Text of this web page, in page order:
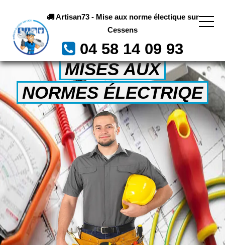
Artisan73 - Mise aux norme électique sur
Cessens
04 58 14 09 93
MISES AUX
NORMES ÉLECTRIQE